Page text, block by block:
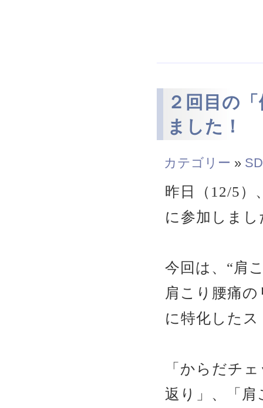
２回目の
ました！
カテゴリー »
昨日（12/5）
に参加しまし
今回は、“肩
肩こり腰痛
に特化した
「からだチ
返り」、「